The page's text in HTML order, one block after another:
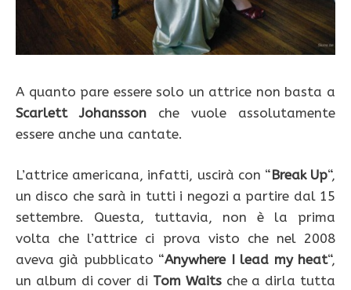
A quanto pare essere solo un attrice non basta a
Scarlett Johansson che vuole assolutamente
essere anche una cantate.
L’attrice americana, infatti, uscirà con “Break Up“,
un disco che sarà in tutti i negozi a partire dal 15
settembre. Questa, tuttavia, non è la prima
volta che l’attrice ci prova visto che nel 2008
aveva già pubblicato “Anywhere I lead my heat“,
un album di cover di Tom Waitsche a dirla tutta